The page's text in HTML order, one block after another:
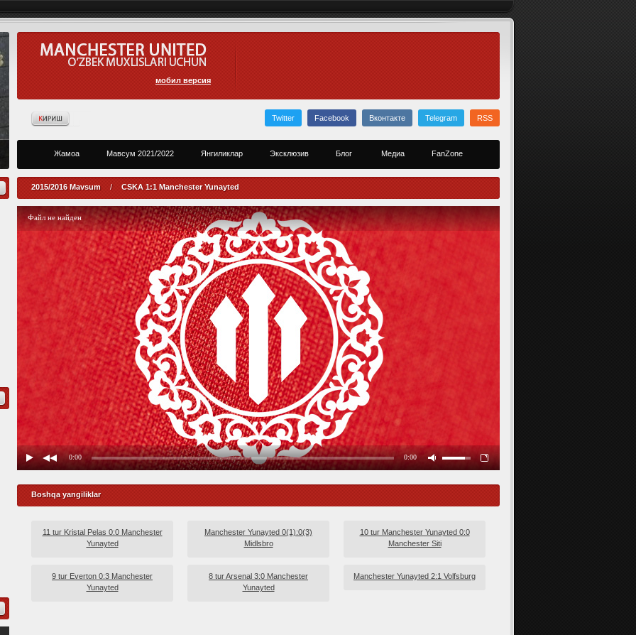
мобил версия
Twitter Facebook Вконтакте Telegram RSS
Жамоа Мавсум 2021/2022 Янгиликлар Эксклюзив Блог Медиа FanZone
2015/2016 Mavsum / CSKA 1:1 Manchester Yunayted
Boshqa yangiliklar
11 tur Kristal Pelas 0:0 Manchester
Yunayted
Manchester Yunayted 0(1):0(3)
Midlsbro
10 tur Manchester Yunayted 0:0
Manchester Siti
9 tur Everton 0:3 Manchester
Yunayted
8 tur Arsenal 3:0 Manchester
Yunayted
Manchester Yunayted 2:1 Volfsburg